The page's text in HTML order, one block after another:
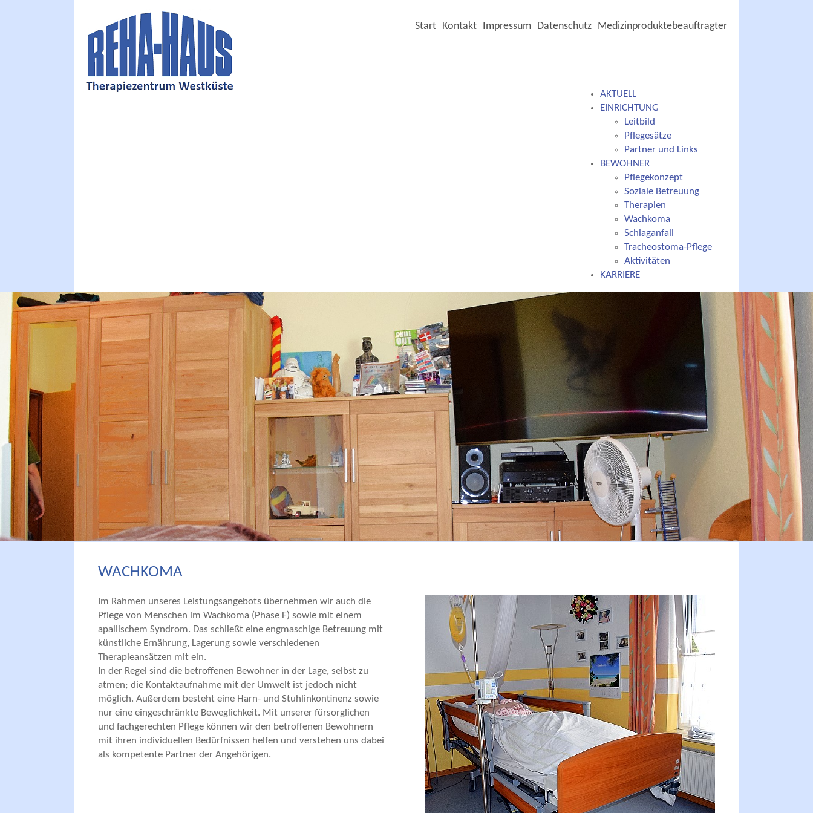
Start Kontakt Impressum Datenschutz Medizinproduktebeauftragter
AKTUELL
EINRICHTUNG
Leitbild
Pflegesätze
Partner und Links
BEWOHNER
Pflegekonzept
Soziale Betreuung
Therapien
Wachkoma
Schlaganfall
Tracheostoma-Pflege
Aktivitäten
KARRIERE
WACHKOMA
Im Rahmen unseres Leistungsangebots übernehmen wir auch die
Pflege von Menschen im Wachkoma (Phase F) sowie mit einem
apallischem Syndrom. Das schließt eine engmaschige Betreuung mit
künstliche Ernährung, Lagerung sowie verschiedenen
Therapieansätzen mit ein.
In der Regel sind die betroffenen Bewohner in der Lage, selbst zu
atmen; die Kontaktaufnahme mit der Umwelt ist jedoch nicht
möglich. Außerdem besteht eine Harn- und Stuhlinkontinenz sowie
nur eine eingeschränkte Beweglichkeit. Mit unserer fürsorglichen
und fachgerechten Pflege können wir den betroffenen Bewohnern
mit ihren individuellen Bedürfnissen helfen und verstehen uns dabei
als kompetente Partner der Angehörigen.